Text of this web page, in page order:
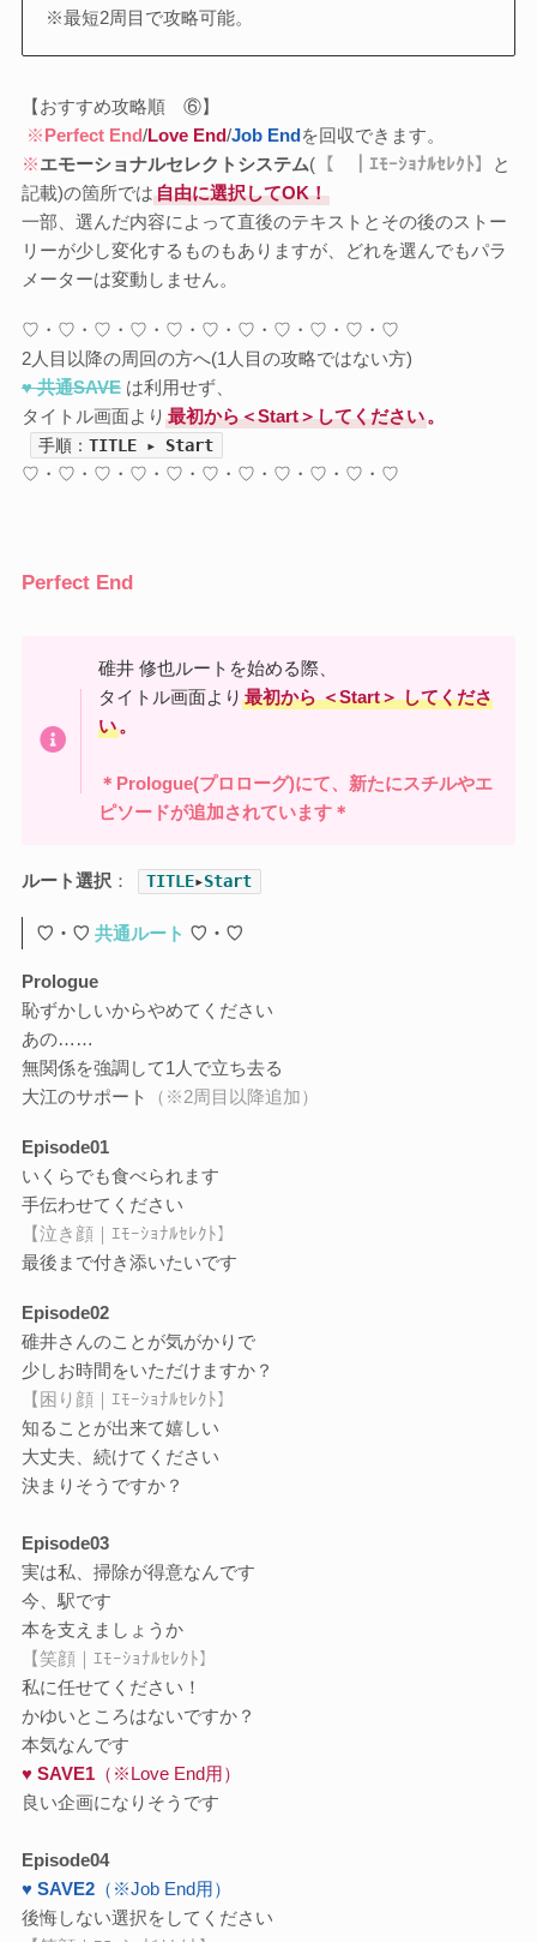
※最短2周目で攻略可能。
【おすすめ攻略順 ⑥】
※Perfect End/Love End/Job Endを回収できます。
※エモーショナルセレクトシステム(【 ｜ｴﾓｰｼｮﾅﾙｾﾚｸﾄ】
と
記載)の箇所では自由に選択してOK！
一部、選んだ内容によって直後のテキストとその後のストー
リーが少し変化するものもありますが、どれを選んでもパラ
メーターは変動しません。
♡・♡・♡・♡・♡・♡・♡・♡・♡・♡・♡
2人目以降の周回の方へ(1人目の攻略ではない方)
♥ 共通SAVEは利用せず、
タイトル画面より 最初から＜Start＞してください。
手順：TITLE ▸ Start
♡・♡・♡・♡・♡・♡・♡・♡・♡・♡・♡
Perfect End
碓井 修也ルートを始める際、
タイトル画面より 最初から ＜Start＞ してくださ
い。
＊Prologue(プロローグ)にて、新たにスチルやエ
ピソードが追加されています＊
ルート選択 ： TITLE▸Start
♡・♡共通ルート ♡・♡
Prologue
恥ずかしいからやめてください
あの……
無関係を強調して1人で立ち去る
大江のサポート
（※2周目以降追加）
Episode01
いくらでも食べられます
手伝わせてください
【泣き顔｜ｴﾓｰｼｮﾅﾙｾﾚｸﾄ】
最後まで付き添いたいです
Episode02
碓井さんのことが気がかりで
少しお時間をいただけますか？
【困り顔｜ｴﾓｰｼｮﾅﾙｾﾚｸﾄ】
知ることが出来て嬉しい
大丈夫、続けてください
決まりそうですか？
Episode03
実は私、掃除が得意なんです
今、駅です
本を支えましょうか
【笑顔｜ｴﾓｰｼｮﾅﾙｾﾚｸﾄ】
私に任せてください！
かゆいところはないですか？
本気なんです
♥ SAVE1（※Love End用）
良い企画になりそうです
Episode04
♥ SAVE2（※Job End用）
後悔しない選択をしてください